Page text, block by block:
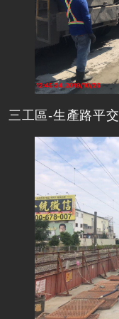
三工區-生產路平